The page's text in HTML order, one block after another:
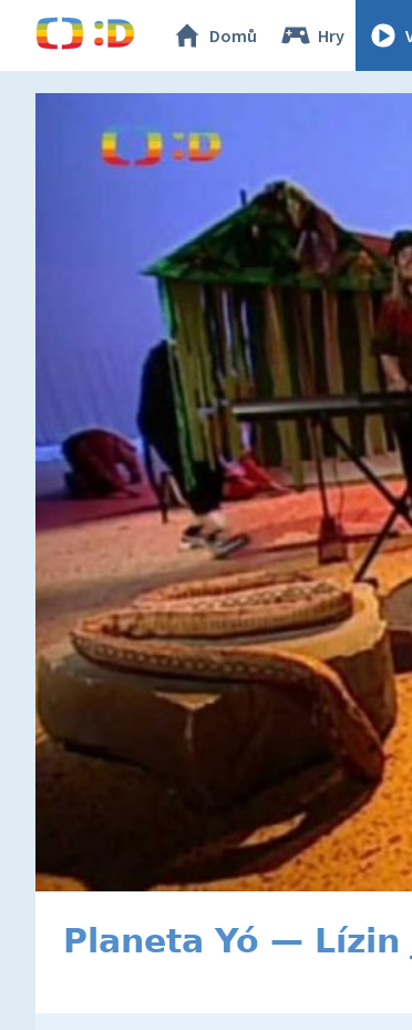
Domů Hry
Planeta Yó —